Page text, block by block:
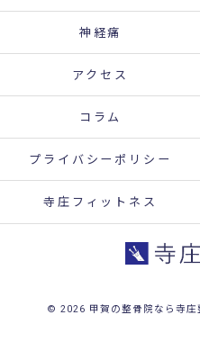
神経痛
アクセス
コラム
プライバシーポリシー
寺庄フィットネス
© 2026 甲賀の整骨院なら寺庄